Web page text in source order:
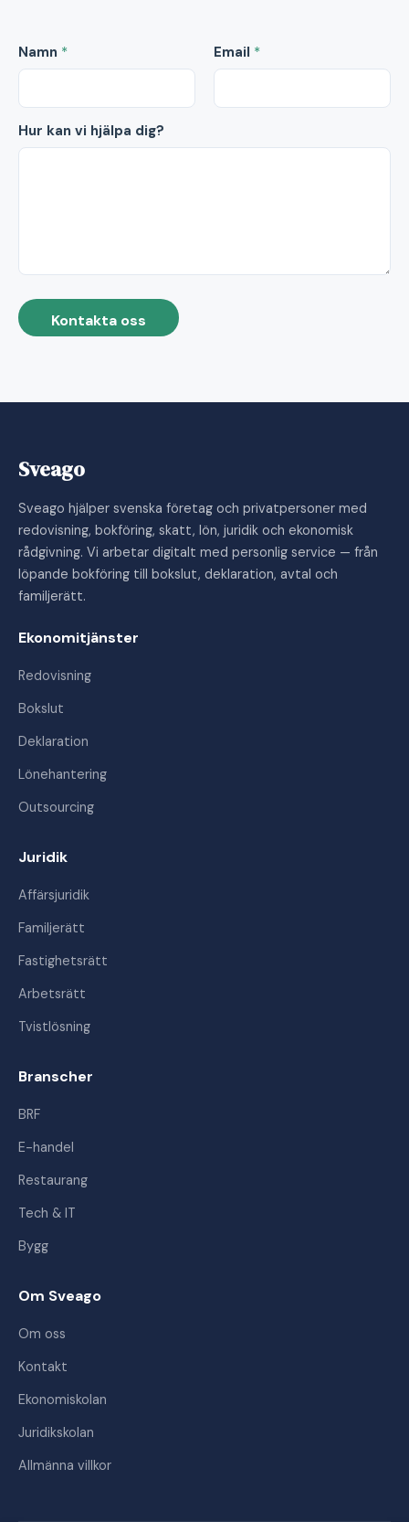
Namn * Email *
Hur kan vi hjälpa dig?
Kontakta oss
Sveago
Sveago hjälper svenska företag och privatpersoner med
redovisning, bokföring, skatt, lön, juridik och ekonomisk
rådgivning. Vi arbetar digitalt med personlig service — från
löpande bokföring till bokslut, deklaration, avtal och
familjerätt.
Ekonomitjänster
Redovisning
Bokslut
Deklaration
Lönehantering
Outsourcing
Juridik
Affärsjuridik
Familjerätt
Fastighetsrätt
Arbetsrätt
Tvistlösning
Branscher
BRF
E-handel
Restaurang
Tech & IT
Bygg
Om Sveago
Om oss
Kontakt
Ekonomiskolan
Juridikskolan
Allmänna villkor